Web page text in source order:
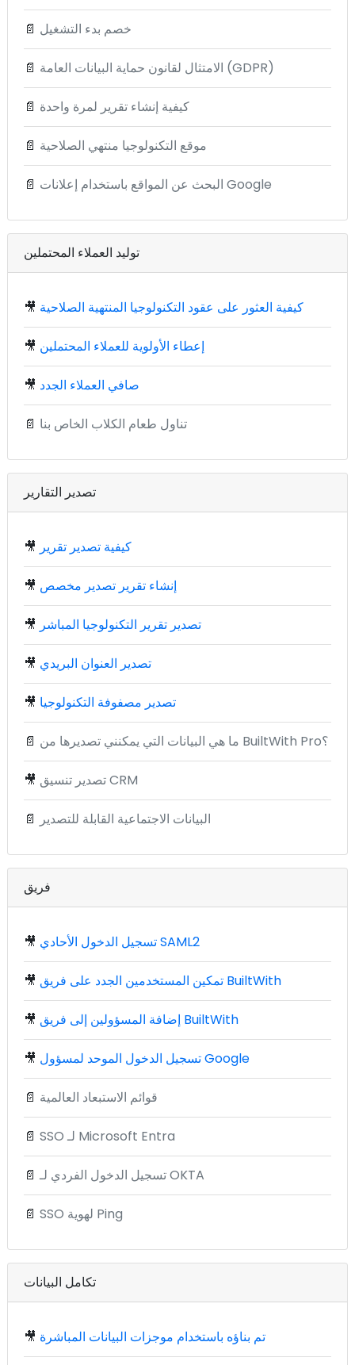
📄 خصم بدء التشغيل
📄 الامتثال لقانون حماية البيانات العامة (GDPR)
📄 كيفية إنشاء تقرير لمرة واحدة
📄 موقع التكنولوجيا منتهي الصلاحية
📄 البحث عن المواقع باستخدام إعلانات Google
توليد العملاء المحتملين
🎥 كيفية العثور على عقود التكنولوجيا المنتهية الصلاحية
🎥 إعطاء الأولوية للعملاء المحتملين
🎥 صافي العملاء الجدد
📄 تناول طعام الكلاب الخاص بنا
تصدير التقارير
🎥 كيفية تصدير تقرير
🎥 إنشاء تقرير تصدير مخصص
🎥 تصدير تقرير التكنولوجيا المباشر
🎥 تصدير العنوان البريدي
🎥 تصدير مصفوفة التكنولوجيا
📄 ما هي البيانات التي يمكنني تصديرها من BuiltWith Pro؟
🎥 تصدير تنسيق CRM
📄 البيانات الاجتماعية القابلة للتصدير
فريق
🎥 تسجيل الدخول الأحادي SAML2
🎥 تمكين المستخدمين الجدد على فريق BuiltWith
🎥 إضافة المسؤولين إلى فريق BuiltWith
🎥 تسجيل الدخول الموحد لمسؤول Google
📄 قوائم الاستبعاد العالمية
📄 SSO لـ Microsoft Entra
📄 تسجيل الدخول الفردي لـ OKTA
📄 SSO لهوية Ping
تكامل البيانات
🎥 تم بناؤه باستخدام موجزات البيانات المباشرة